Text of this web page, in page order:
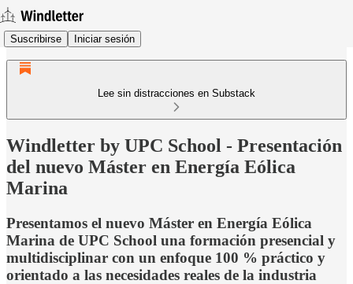
Suscribirse Iniciar sesión
Lee sin distracciones en Substack
Windletter by UPC School - Presentación
del nuevo Máster en Energía Eólica
Marina
Presentamos el nuevo Máster en Energía Eólica
Marina de UPC School una formación presencial y
multidisciplinar con un enfoque 100 % práctico y
orientado a las necesidades reales de la industria